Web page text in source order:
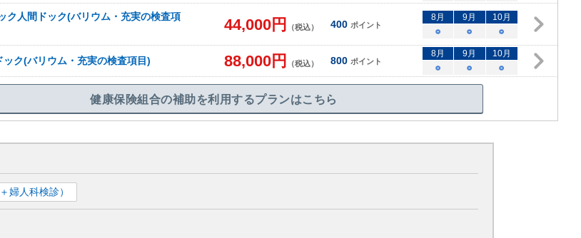
ク人間ドック(バリウム・充実の検査項
44,000円 （税込） 400 ポイント
8月 9月 10月
○
○ ○
ク(バリウム・充実の検査項目) 88,000円 （税込） 800 ポイント
8月 9月 10月
○
○ ○
健康保険組合の補助を利用するプランはこちら
婦人科検診）